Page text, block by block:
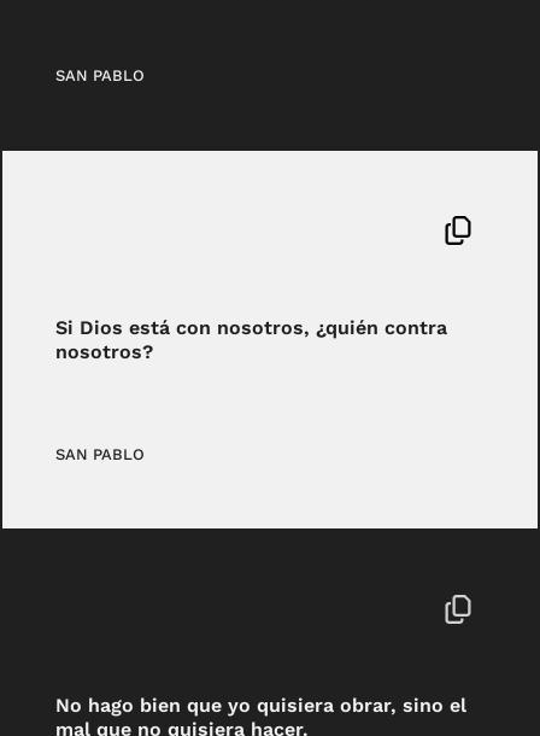
SAN PABLO
Si Dios está con nosotros, ¿quién contra
nosotros?
SAN PABLO
No hago bien que yo quisiera obrar, sino el
mal que no quisiera hacer.